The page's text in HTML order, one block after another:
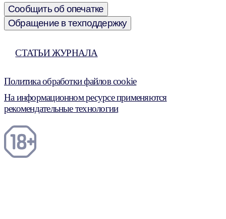
Сообщить об опечатке
Обращение в техподдержку
СТАТЬИ ЖУРНАЛА
Политика обработки файлов cookie
На информационном ресурсе применяются
рекомендательные технологии